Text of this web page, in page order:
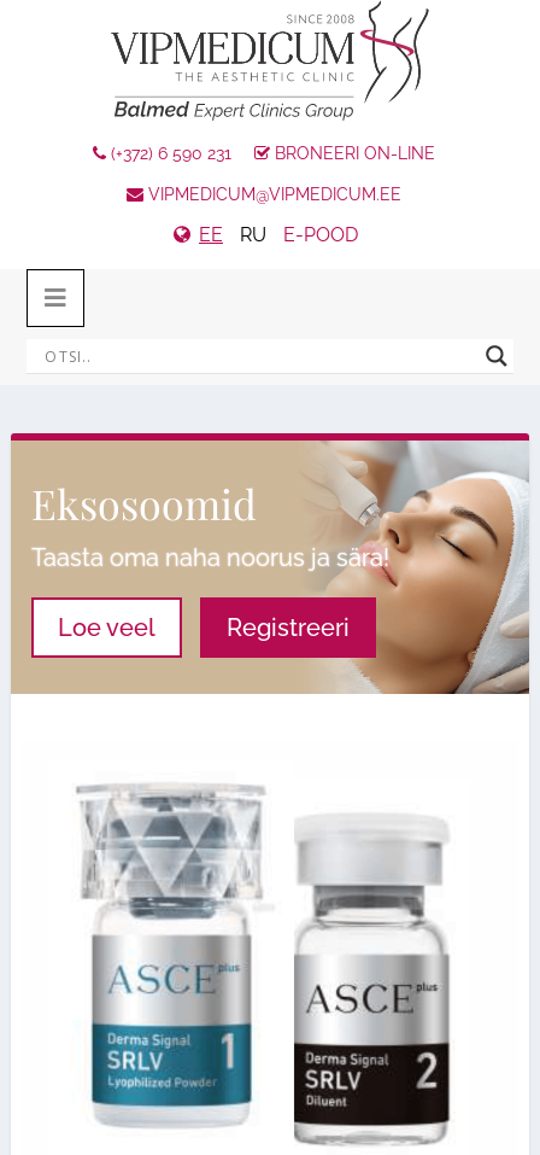
(+372) 6 590 231 BRONEERI ON-LINE
VIPMEDICUM@VIPMEDICUM.EE
EE RU E-POOD
Eksosoomid
Taasta oma naha noorus ja sära!
Loe veel Registreeri